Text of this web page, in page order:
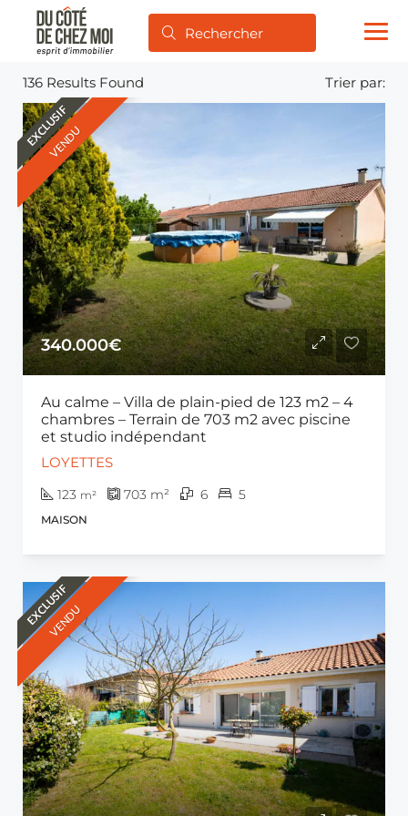
136 Results Found Trier par:
EXCLUSIF
VENDU
340.000€
Au calme – Villa de plain-pied de 123 m2 – 4
chambres – Terrain de 703 m2 avec piscine
et studio indépendant
LOYETTES
123 m² 703 m² 6 5
MAISON
EXCLUSIF
VENDU